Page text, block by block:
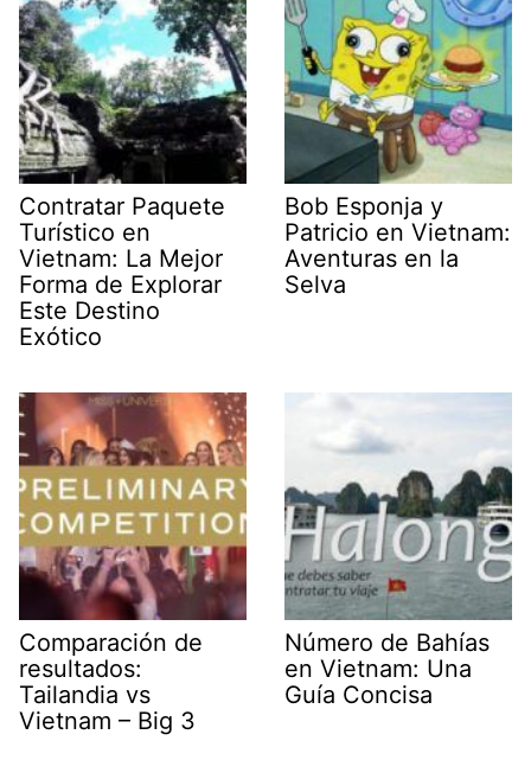
Contratar Paquete
Turístico en
Vietnam: La Mejor
Forma de Explorar
Este Destino
Exótico
Bob Esponja y
Patricio en Vietnam:
Aventuras en la
Selva
Comparación de
resultados:
Tailandia vs
Vietnam – Big 3
Número de Bahías
en Vietnam: Una
Guía Concisa